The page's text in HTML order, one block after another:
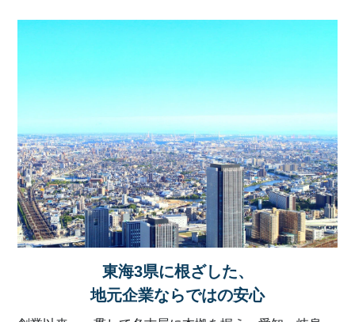
東海3県に根ざした、
地元企業ならではの安心